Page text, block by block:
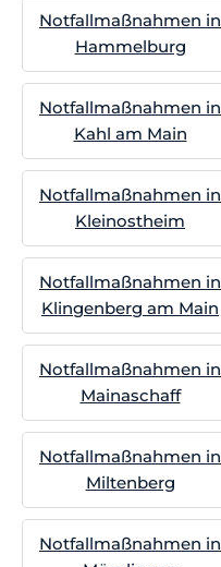
Notfallmaßnahmen in
Hammelburg
Notfallmaßnahmen in
Kahl am Main
Notfallmaßnahmen in
Kleinostheim
Notfallmaßnahmen in
Klingenberg am Main
Notfallmaßnahmen in
Mainaschaff
Notfallmaßnahmen in
Miltenberg
Notfallmaßnahmen in